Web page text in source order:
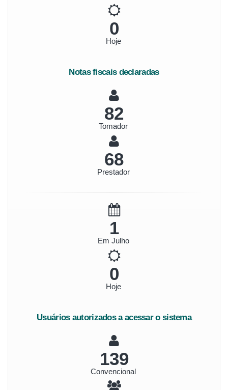
0
Hoje
Notas fiscais declaradas
92
Tomador
76
Prestador
1
Em Julho
0
Hoje
Usuários autorizados a acessar o sistema
155
Convencional